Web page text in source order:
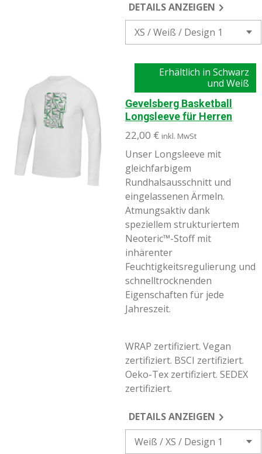
DETAILS ANZEIGEN
Erhältlich in Schwarz
und Weiß
Gevelsberg Basketball
Longsleeve für Herren
22,00 € inkl. MwSt
Unser Longsleeve mit
gleichfarbigem
Rundhalsausschnitt und
eingelassenen Ärmeln.
Atmungsaktiv dank
speziellem strukturiertem
Neoteric™-Stoff mit
inhärenter
Feuchtigkeitsregulierung und
schnelltrocknenden
Eigenschaften für jede
Jahreszeit.
WRAP zertifiziert. Vegan
zertifiziert. BSCI zertifiziert.
Oeko-Tex zertifiziert. SEDEX
zertifiziert.
DETAILS ANZEIGEN